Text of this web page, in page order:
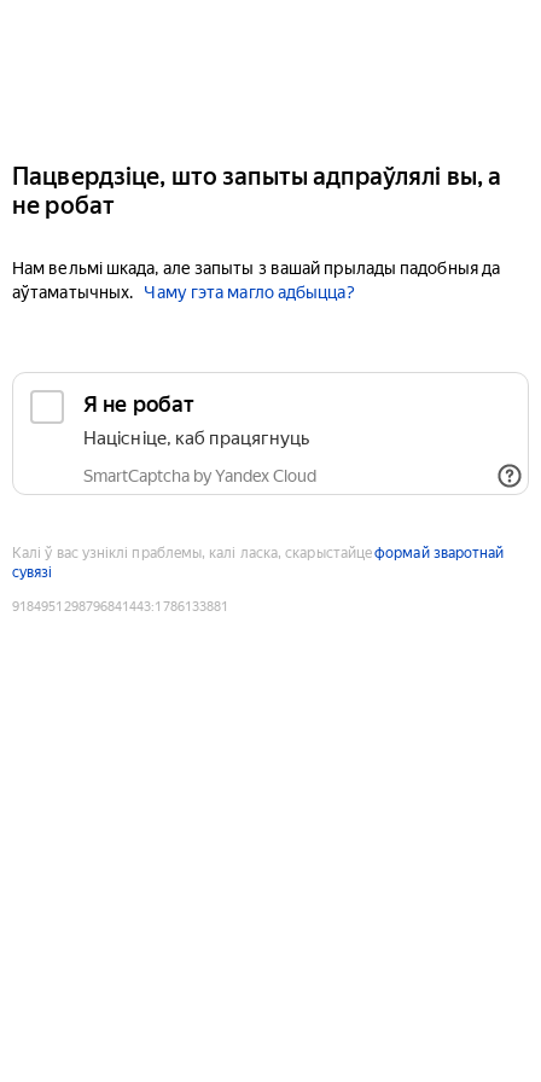
Пацвердзіце, што запыты адпраўлялі вы, а
не робат
Нам вельмі шкада, але запыты з вашай прылады падобныя да
аўтаматычных.
Чаму гэта магло адбыцца?
Я не робат
Націсніце, каб працягнуць
SmartCaptcha by Yandex Cloud
Калі ў вас узніклі праблемы, калі ласка, скарыстайцеформай зваротнай
сувязі
9184951298796841443:1786133881